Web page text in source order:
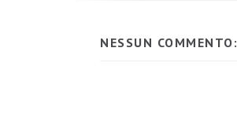
NESSUN COMMENTO: